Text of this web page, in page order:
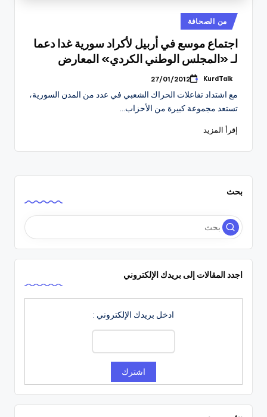
نُشر
في
من الصحافة
اجتماع موسع في أربيل لأكراد سورية غدا دعما
لـ «المجلس الوطني الكردي» المعارض
تمّ
بواسطة
KurdTalk
27/01/2012
مع اشتداد تفاعلات الحراك الشعبي في عدد من المدن السورية،
تستعد مجموعة كبيرة من الأحزاب…
إقرأ المزيد
بحث
اجدد المقالات إلى بريدك الإلكتروني
ادخل بريدك الإلكتروني :